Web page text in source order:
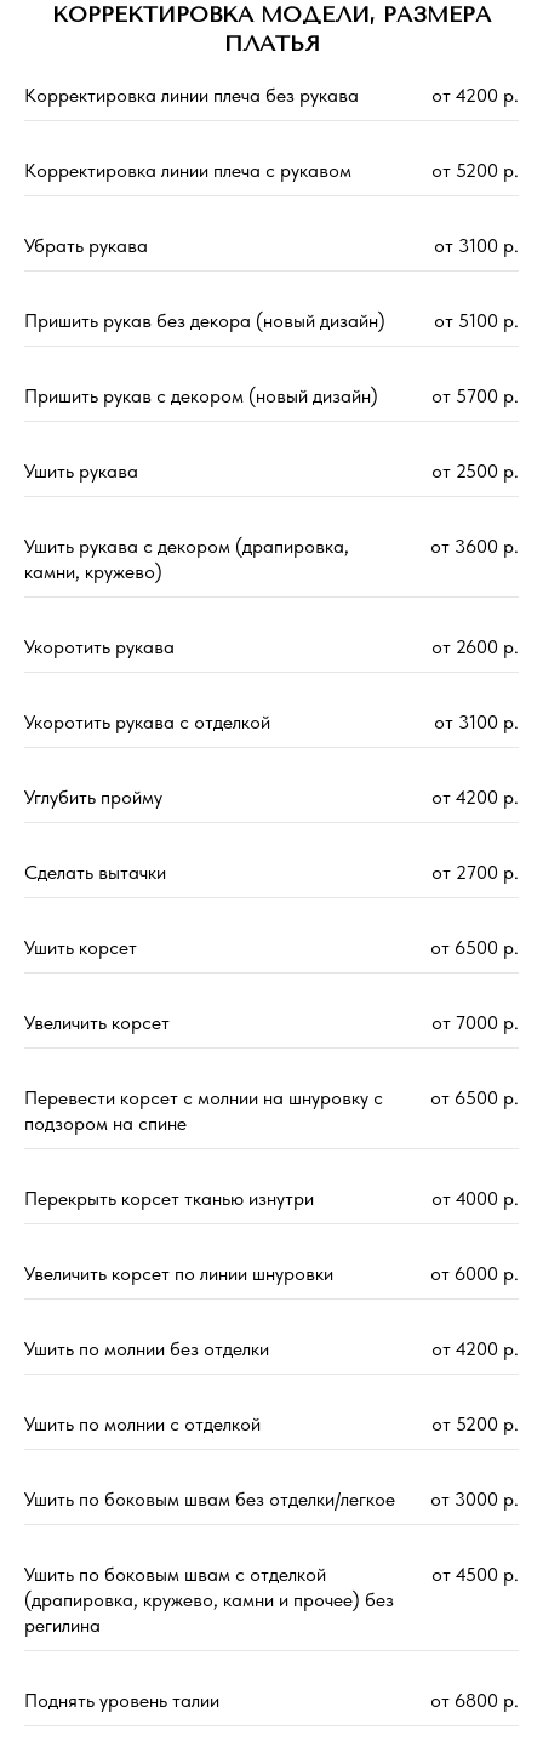
КОРРЕКТИРОВКА МОДЕЛИ, РАЗМЕРА
ПЛАТЬЯ
Корректировка линии плеча без рукава от 4200 р.
Корректировка линии плеча с рукавом от 5200 р.
Убрать рукава от 3100 р.
Пришить рукав без декора (новый дизайн) от 5100 р.
Пришить рукав с декором (новый дизайн) от 5700 р.
Ушить рукава от 2500 р.
Ушить рукава с декором (драпировка,
камни, кружево)
от 3600 р.
Укоротить рукава от 2600 р.
Укоротить рукава с отделкой от 3100 р.
Углубить пройму от 4200 р.
Сделать вытачки от 2700 р.
Ушить корсет от 6500 р.
Увеличить корсет от 7000 р.
Перевести корсет с молнии на шнуровку с
подзором на спине
от 6500 р.
Перекрыть корсет тканью изнутри от 4000 р.
Увеличить корсет по линии шнуровки от 6000 р.
Ушить по молнии без отделки от 4200 р.
Ушить по молнии с отделкой от 5200 р.
Ушить по боковым швам без отделки/легкое от 3000 р.
Ушить по боковым швам с отделкой
(драпировка, кружево, камни и прочее) без
регилина
от 4500 р.
Поднять уровень талии от 6800 р.